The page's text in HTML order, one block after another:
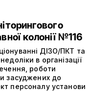
колонії №116
ДІЗО/ПКТ та
в організації
роботи
засуджених до
персоналу установи